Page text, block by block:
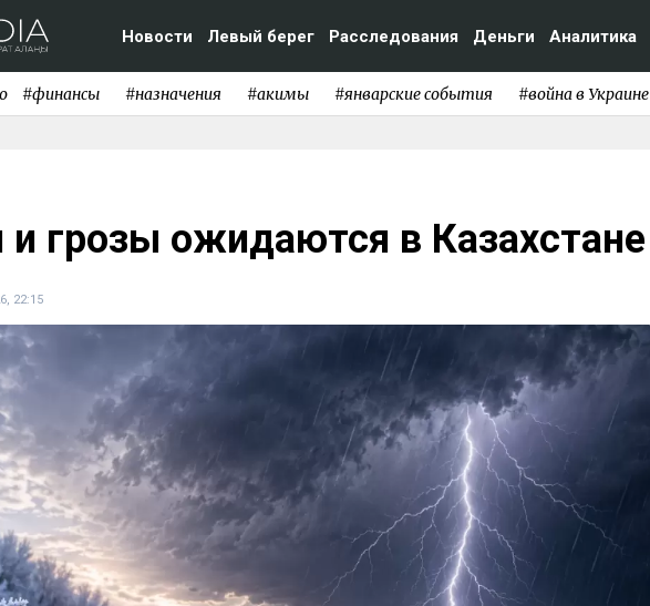
Новости Левый берег Расследования Деньги Аналитика
#финансы #назначения #акимы #январские события #война в Украине
и грозы ожидаются в Казахстане
22:15